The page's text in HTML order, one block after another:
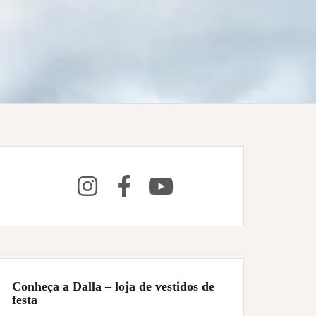
Conheça a Dalla – loja de vestidos de
festa